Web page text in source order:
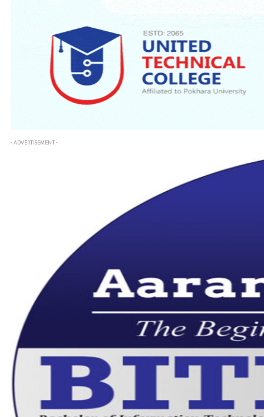
- ADVERTISEMENT -